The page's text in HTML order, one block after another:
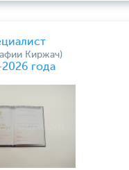
Киржач)
года